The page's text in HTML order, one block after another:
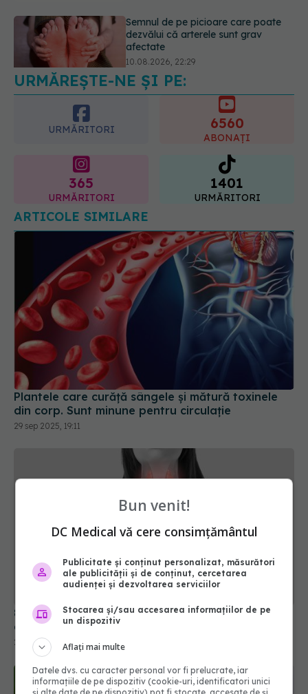
URMĂREȘTE-NE ȘI PE:
URMĂRITORI 6560
ABONAȚI
365
URMĂRITORI
1401
URMĂRITORI
ARTICOLE SIMILARE
Plantele care curăță sângele și mătură toxinele
din corp. Sunt minune pentru circulație
29 sep 2025, 19:11
8 plante "minune" pentru tiroidă: ce spun studiile
despre ele
25 iul 2026, 20:27
Bun venit!
DC Medical vă cere consimțământul
Publicitate și conținut personalizat, măsurători
ale publicității și de conținut, cercetarea
audienței și dezvoltarea serviciilor
Stocarea și/sau accesarea informațiilor de pe
un dispozitiv
Aflați mai multe
Datele dvs. cu caracter personal vor fi prelucrate, iar
informațiile de pe dispozitiv (cookie-uri, identificatori unici